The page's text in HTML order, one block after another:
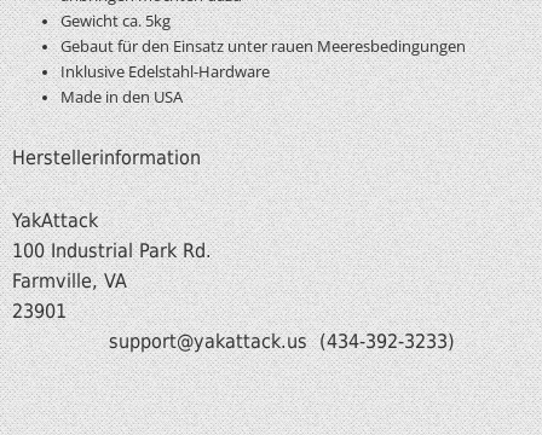
Gewicht ca. 5kg
Gebaut für den Einsatz unter rauen Meeresbedingungen
Inklusive Edelstahl-Hardware
Made in den USA
Herstellerinformation
YakAttack
100 Industrial Park Rd.
Farmville, VA
support@yakattack.us (434-392-3233)